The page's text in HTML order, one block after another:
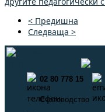
< Предишна
Следваща >
02 80 778 15
Счетоводство